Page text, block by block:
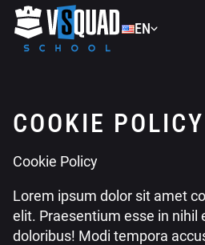
EN
COOKIE POLICY
Cookie Policy
Lorem ipsum dolor sit amet
elit. Praesentium esse in nihil
doloribus! Modi tempora